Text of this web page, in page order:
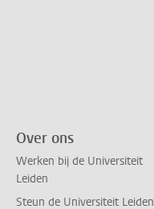
Over ons
Werken bij de Universiteit
Leiden
Steun de Universiteit Leiden